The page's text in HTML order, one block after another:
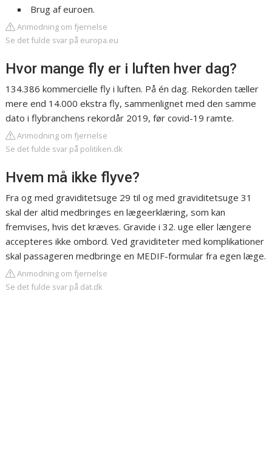
Brug af euroen.
Anmodning om fjernelse
Se det fulde svar på europa.eu
Hvor mange fly er i luften hver dag?
134.386 kommercielle fly i luften. På én dag. Rekorden tæller
mere end 14.000 ekstra fly, sammenlignet med den samme
dato i flybranchens rekordår 2019, før covid-19 ramte.
Anmodning om fjernelse
Se det fulde svar på politiken.dk
Hvem må ikke flyve?
Fra og med graviditetsuge 29 til og med graviditetsuge 31
skal der altid medbringes en lægeerklæring, som kan
fremvises, hvis det kræves. Gravide i 32. uge eller længere
accepteres ikke ombord. Ved graviditeter med komplikationer
skal passageren medbringe en MEDIF-formular fra egen læge.
Anmodning om fjernelse
Se det fulde svar på dat.dk